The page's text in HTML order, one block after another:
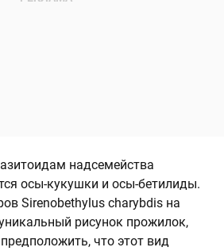
надсемейства
осы-кукушки и осы-бетилиды.
Sirenobethylus charybdis на
рисунок прожилок,
что этот вид